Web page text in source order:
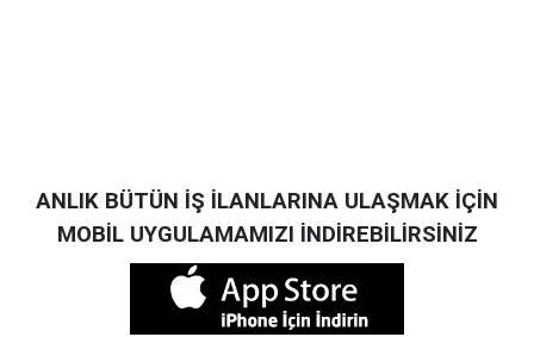
ANLIK BÜTÜN İŞ İLANLARINA ULAŞMAK İÇİN
MOBİL UYGULAMAMIZI İNDİREBİLİRSİNİZ